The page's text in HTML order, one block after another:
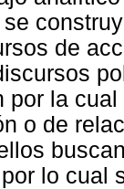
de
por la
o de
lo cual